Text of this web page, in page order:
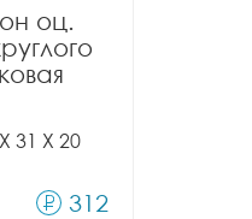
оц.
31 X 20
312